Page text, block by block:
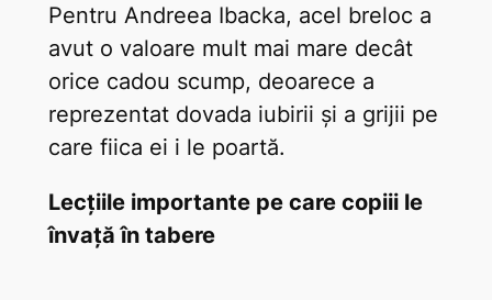
Pentru Andreea Ibacka, acel breloc a
avut o valoare mult mai mare decât
orice cadou scump, deoarece a
reprezentat dovada iubirii și a grijii pe
care fiica ei i le poartă.
Lecțiile importante pe care copiii le
învață în tabere